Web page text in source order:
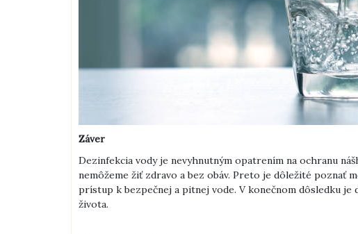
Záver
Dezinfekcia vody je nevyhnutným opatrením na ochranu
nemôžeme žiť zdravo a bez obáv. Preto je dôležité poznať
prístup k bezpečnej a pitnej vode. V konečnom dôsledku
života.